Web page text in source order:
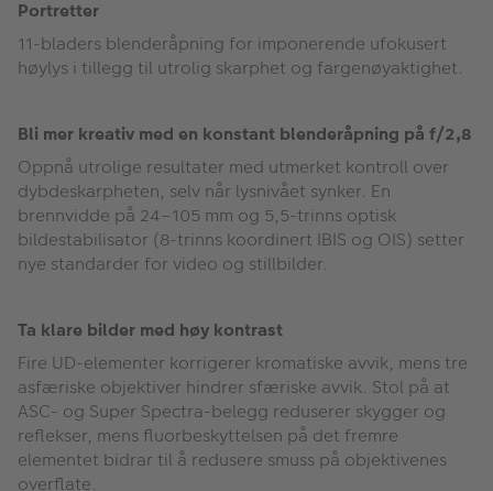
Portretter
11-bladers blenderåpning for imponerende ufokusert
høylys i tillegg til utrolig skarphet og fargenøyaktighet.
Bli mer kreativ med en konstant blenderåpning på f/2,8
Oppnå utrolige resultater med utmerket kontroll over
dybdeskarpheten, selv når lysnivået synker. En
brennvidde på 24–105 mm og 5,5-trinns optisk
bildestabilisator (8-trinns koordinert IBIS og OIS) setter
nye standarder for video og stillbilder.
Ta klare bilder med høy kontrast
Fire UD-elementer korrigerer kromatiske avvik, mens tre
asfæriske objektiver hindrer sfæriske avvik. Stol på at
ASC- og Super Spectra-belegg reduserer skygger og
reflekser, mens fluorbeskyttelsen på det fremre
elementet bidrar til å redusere smuss på objektivenes
overflate.